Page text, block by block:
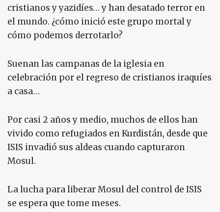
cristianos y yazidíes… y han desatado terror en
el mundo. ¿cómo inició este grupo mortal y
cómo podemos derrotarlo?
Suenan las campanas de la iglesia en
celebración por el regreso de cristianos iraquíes
a casa…
Por casi 2 años y medio, muchos de ellos han
vivido como refugiados en Kurdistán, desde que
ISIS invadió sus aldeas cuando capturaron
Mosul.
La lucha para liberar Mosul del control de ISIS
se espera que tome meses.